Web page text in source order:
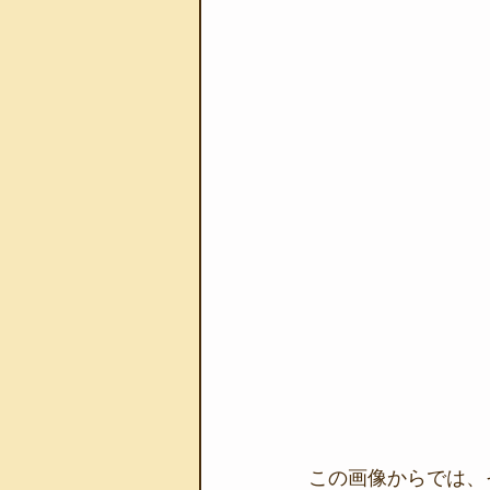
この画像からでは、